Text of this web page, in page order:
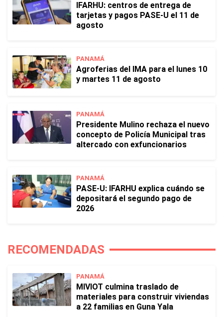
IFARHU: centros de entrega de
tarjetas y pagos PASE-U el 11 de
agosto
PANAMÁ
Agroferias del IMA para el lunes 10
y martes 11 de agosto
PANAMÁ
Presidente Mulino rechaza el nuevo
concepto de Policía Municipal tras
altercado con exfuncionarios
PANAMÁ
PASE-U: IFARHU explica cuándo se
depositará el segundo pago de
2026
RECOMENDADAS
PANAMÁ
MIVIOT culmina traslado de
materiales para construir viviendas
a 22 familias en Guna Yala